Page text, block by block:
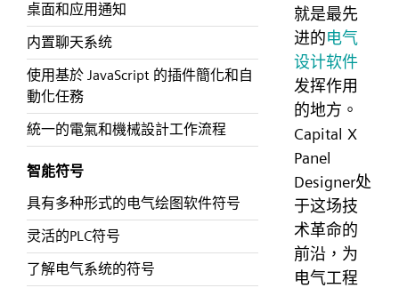
桌面和应用通知
内置聊天系统
使用基於 JavaScript 的插件簡化和自
動化任務
統一的電氣和機械設計工作流程
智能符号
具有多种形式的电气绘图软件符号
灵活的PLC符号
了解电气系统的符号
就是最先
进的电气
设计软件
发挥作用
的地方。
Capital X
Panel
Designer处
于这场技
术革命的
前沿，为
电气工程